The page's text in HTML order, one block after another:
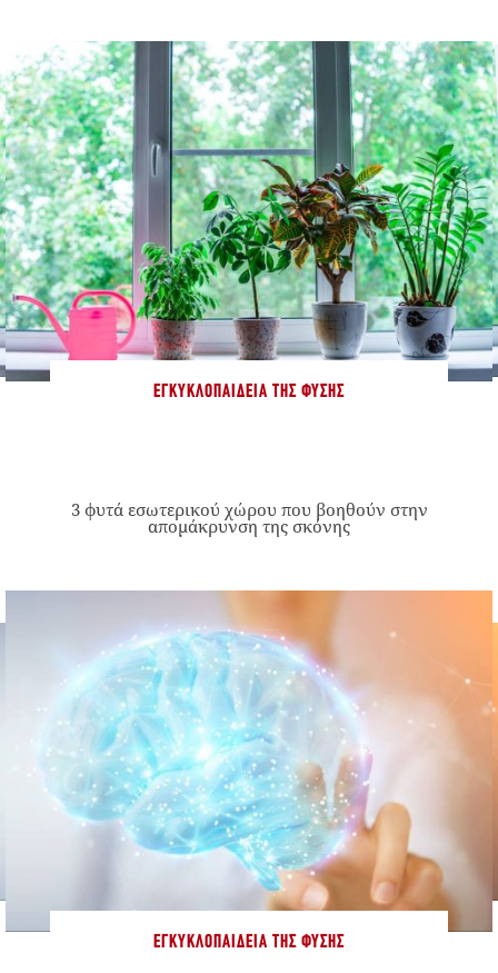
ΕΓΚΥΚΛΟΠΑΊΔΕΙΑ ΤΗΣ ΦΎΣΗΣ
3 φυτά εσωτερικού χώρου που βοηθούν στην
απομάκρυνση της σκόνης
ΕΓΚΥΚΛΟΠΑΊΔΕΙΑ ΤΗΣ ΦΎΣΗΣ